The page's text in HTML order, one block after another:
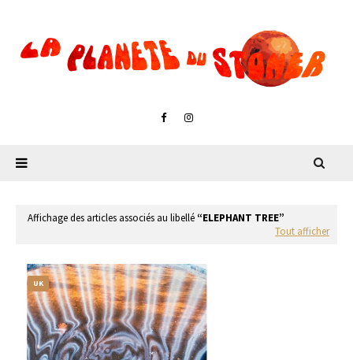
Affichage des articles associés au libellé
ELEPHANT TREE
Tout afficher
UK